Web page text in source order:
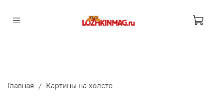
Главная Картины на холсте